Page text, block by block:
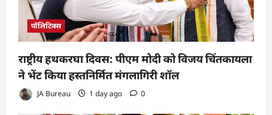
पॉलिटिक्स
राष्ट्रीय हथकरघा दिवस: पीएम मोदी को विजय चिंतकायला
ने भेंट किया हस्तनिर्मित मंगलागिरी शॉल
JA Bureau 1 day ago 0